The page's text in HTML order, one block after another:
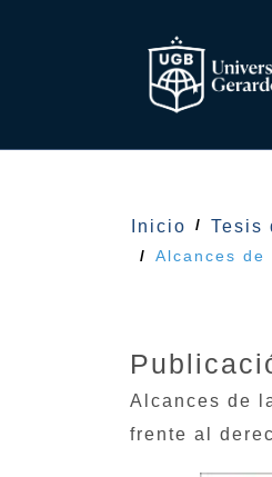
Inicio Tesis
Alcances
Alcances de
frente al